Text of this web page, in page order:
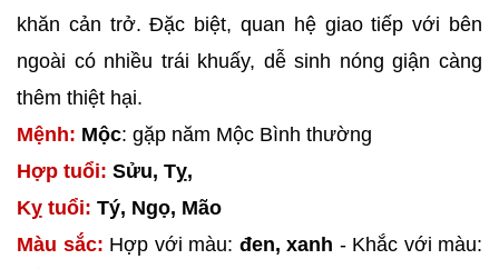
khăn cản trở. Đặc biệt, quan hệ giao tiếp với bên
ngoài có nhiều trái khuấy, dễ sinh nóng giận càng
thêm thiệt hại.
Mệnh: Mộc: gặp năm Mộc Bình thường
Hợp tuổi: Sửu, Tỵ,
Kỵ tuổi: Tý, Ngọ, Mão
Màu sắc: Hợp với màu: đen, xanh - Khắc với màu: